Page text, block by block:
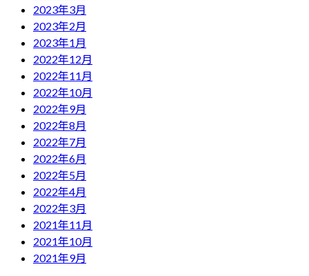
2023年3月
2023年2月
2023年1月
2022年12月
2022年11月
2022年10月
2022年9月
2022年8月
2022年7月
2022年6月
2022年5月
2022年4月
2022年3月
2021年11月
2021年10月
2021年9月